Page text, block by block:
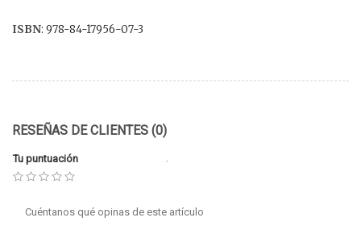
ISBN: 978-84-17956-07-3
RESEÑAS DE CLIENTES (0)
Tu puntuación